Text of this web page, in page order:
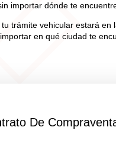
importar dónde te
trámite vehicular estará en
en qué ciudad te
De